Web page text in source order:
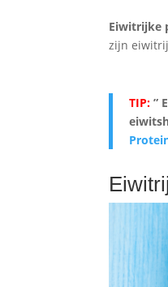
Eiwitrijke
zijn
TIP: ”